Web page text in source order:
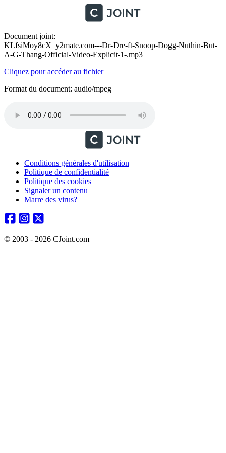
Document joint:
KLfsiMoy8cX_y2mate.com---Dr-Dre-ft-Snoop-Dogg-Nuthin-But-
A-G-Thang-Official-Video-Explicit-1-.mp3
Cliquez pour accéder au fichier
Format du document: audio/mpeg
Conditions générales d'utilisation
Politique de confidentialité
Politique des cookies
Signaler un contenu
Marre des virus?
© 2003 - 2026 CJoint.com